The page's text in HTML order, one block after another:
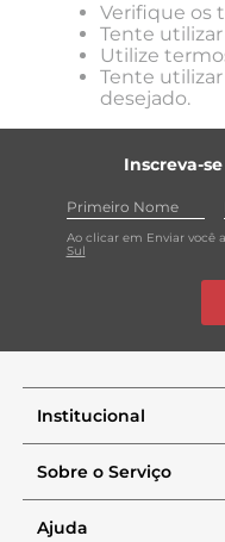
Verifique os
Tente
Utilize
Tente
desejado.
Inscreva-
Ao clicar em Enviar você
Sul
Institucional
Sobre o Serviço
Ajuda